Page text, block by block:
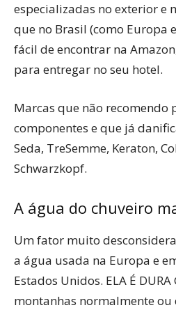
especializadas no exterior e
que no Brasil (como Europa
fácil de encontrar na
para entregar no seu hotel.
Marcas que não recomendo
componentes e que já
Seda, TreSemme, Keraton,
Schwarzkopf.
A água do chuveiro
Um fator muito
a água usada na Europa e
Estados Unidos. ELA É
montanhas normalmente ou